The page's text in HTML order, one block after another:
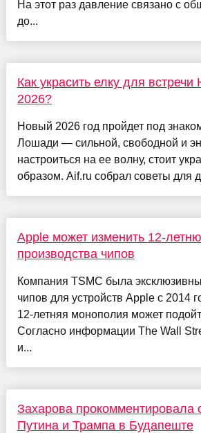
На этот раз давление связано с
до...
Как украсить елку для
2026?
Новый 2026 год пройдет под
Лошади — сильной, свободной и
настроиться на ее волну, стоит
образом. Aif.ru собрал советы для
Apple может изменить 12-
производства чипов
Компания TSMC была
чипов для устройств Apple с 2014
12-летняя монополия может
Согласно информации The Wall
и...
Захарова прокомментировала
Путина и Трампа в Будапеште